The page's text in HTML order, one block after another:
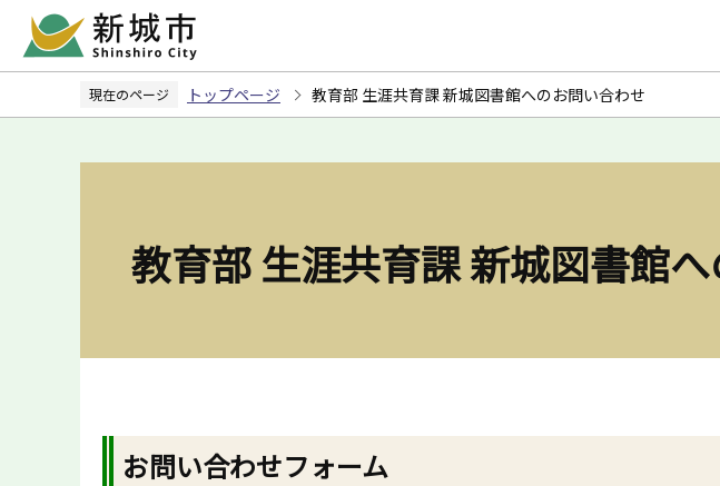
ペ
現在のページ トップページ 教育部 生涯共育課 新城図書館へのお問い合わせ
教育部 生涯共育課 新城図書館
お問い合わせフォーム